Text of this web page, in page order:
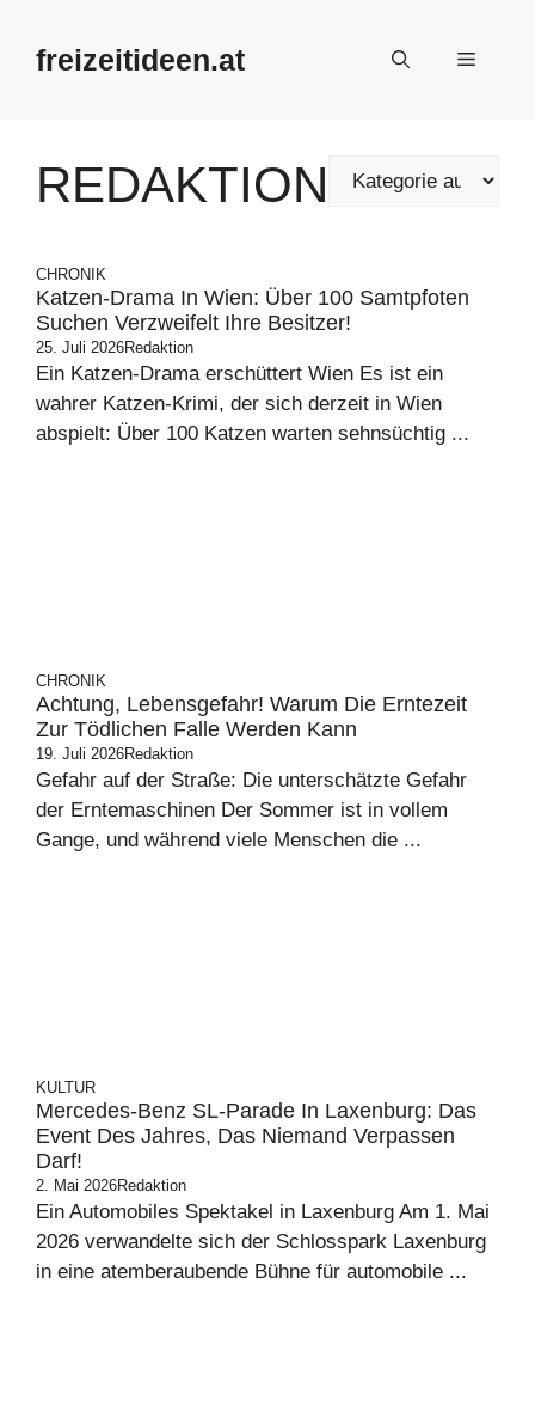
Inhalt
springenfreizeitideen.at Menü
REDAKTION
CHRONIK
Katzen-Drama In Wien: Über 100 Samtpfoten
Suchen Verzweifelt Ihre Besitzer!
25. Juli 2026Redaktion
Ein Katzen-Drama erschüttert Wien Es ist ein
wahrer Katzen-Krimi, der sich derzeit in Wien
abspielt: Über 100 Katzen warten sehnsüchtig ...
CHRONIK
Achtung, Lebensgefahr! Warum Die Erntezeit
Zur Tödlichen Falle Werden Kann
19. Juli 2026Redaktion
Gefahr auf der Straße: Die unterschätzte Gefahr
der Erntemaschinen Der Sommer ist in vollem
Gange, und während viele Menschen die ...
KULTUR
Mercedes-Benz SL-Parade In Laxenburg: Das
Event Des Jahres, Das Niemand Verpassen
Darf!
2. Mai 2026Redaktion
Ein Automobiles Spektakel in Laxenburg Am 1. Mai
2026 verwandelte sich der Schlosspark Laxenburg
in eine atemberaubende Bühne für automobile ...